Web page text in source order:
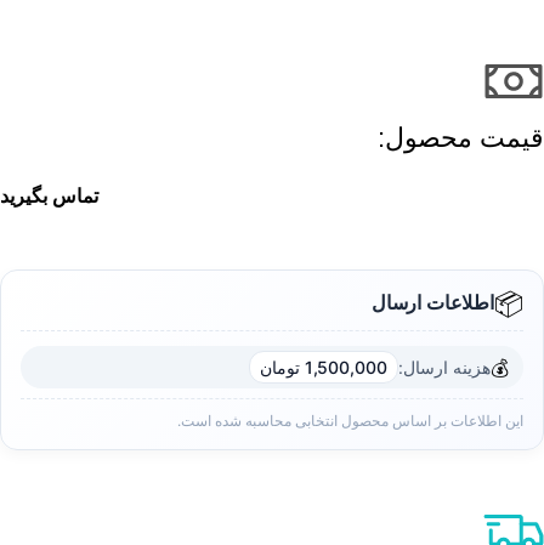
قیمت محصول:​
تماس بگیرید
📦اطلاعات ارسال
💰هزینه ارسال: 1,500,000 تومان
این اطلاعات بر اساس محصول انتخابی محاسبه شده است.